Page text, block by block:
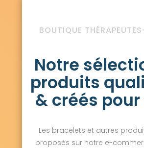
BOUTIQUE
Notre
produits
& créés
Les bracelets et autres
proposés sur notre e-